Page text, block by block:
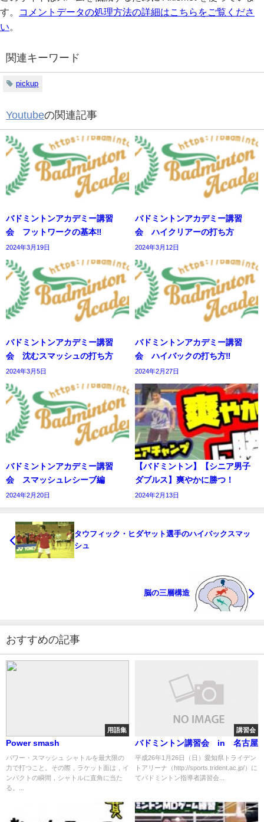
す。
コメントデータの処理方法の詳細はこちらをご覧くださ
い
関連キーワード
pickup
Youtubeの関連記事
バドミントンアカデミー講習
会 フットワークの基本‼️
2024年3月19日
バドミントンアカデミー講習
会 ハイクリアーの打ち方
2024年3月12日
バドミントンアカデミー講習
会 沈むスマッシュの打ち方
2024年3月5日
バドミントンアカデミー講習
会 ハイバックの打ち方‼️
2024年2月27日
バドミントンアカデミー講習
会 スマッシュレシーブ編
2024年2月20日
【バドミントン】【シニア男子
ダブルス】爽やかに勝つ！
2024年2月13日
タウフィック・ヒダヤット選手のハイバックスマッ
シュ
脳の三層構造
おすすめの記事
用語集
Power smash
パワー・スマッシュ シャトルを最大限の
力で打つこと。その際，ラケット面は，イ
ンパクトの瞬間，シャトルに直角に当た
る。...
講習会
バドミントン講習会 in 名古屋
平成26年1月26日（日）愛知県トライデン
トアリーナ（http://sports.trident.ac.jp/）に
てバドミントン指導者講習会...